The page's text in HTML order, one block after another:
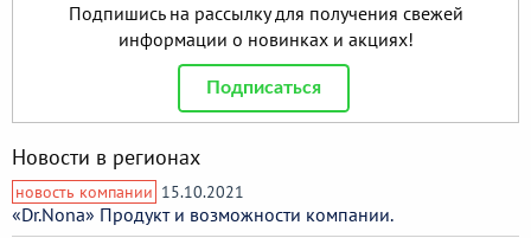
Подпишись на рассылку для получения свежей
информации о новинках и акциях!
Подписаться
Новости в регионах
новость компании 15.10.2021
«Dr.Nona» Продукт и возможности компании.